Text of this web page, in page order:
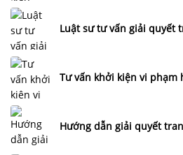
Luật sư tư vấn giải quyết
Tư vấn khởi kiện vi phạm
Hướng dẫn giải quyết